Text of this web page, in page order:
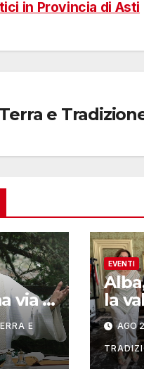
in Provincia di Asti
Terra e
via a
E
EVENTI
la
AGO